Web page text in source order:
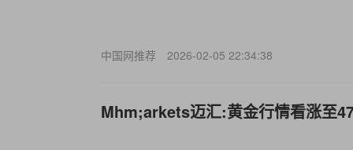
中国网推荐 2026-02-05 22:34:38
Mhm;arkets迈汇:黄金行情看涨至